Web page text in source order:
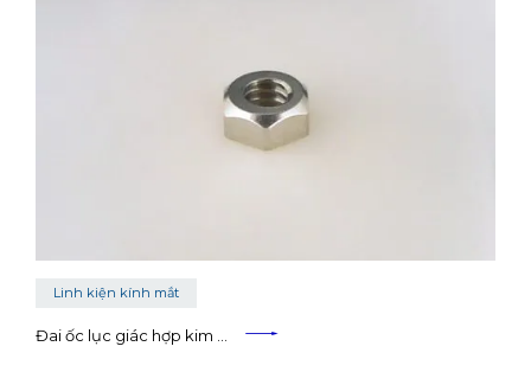
Linh kiện kính mắt
Đai ốc lục giác hợp kim …